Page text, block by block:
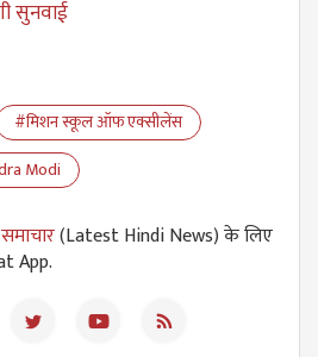
सुनवाई
#मिशन स्कूल ऑफ एक्सीलेंस
Modi
(Latest Hindi News) के लिए
App.